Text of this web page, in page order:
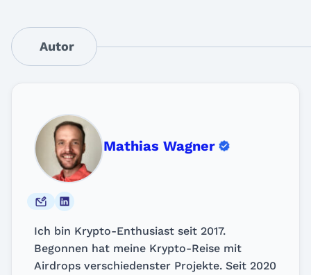
Autor
Mathias Wagner
Ich bin Krypto-Enthusiast seit 2017.
Begonnen hat meine Krypto-Reise mit
Airdrops verschiedenster Projekte. Seit 2020